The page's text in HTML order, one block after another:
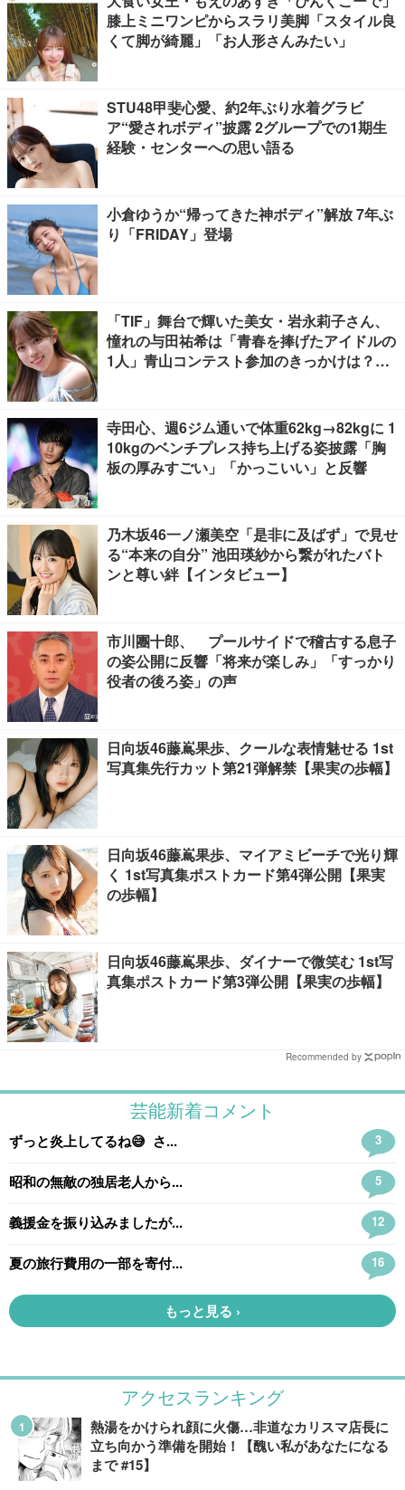
膝上ミニワンピからスラリ美脚「スタイル良
くて脚が綺麗」「お人形さんみたい」
STU48甲斐心愛、約2年ぶり水着グラビ
ア“愛されボディ”披露 2グループでの1期生
経験・センターへの思い語る
小倉ゆうか“帰ってきた神ボディ”解放 7年ぶ
り「FRIDAY」登場
「TIF」舞台で輝いた美女・岩永莉子さん、
憧れの与田祐希は「青春を捧げたアイドルの
1人」青山コンテスト参加のきっかけは？
寺田心、週6ジム通いで体重62kg→82kgに 1
10kgのベンチプレス持ち上げる姿披露「胸
板の厚みすごい」「かっこいい」と反響
乃木坂46一ノ瀬美空「是非に及ばず」で見せ
る“本来の自分” 池田瑛紗から繋がれたバト
ンと尊い絆【インタビュー】
市川團十郎、 プールサイドで稽古する息子
の姿公開に反響「将来が楽しみ」「すっかり
役者の後ろ姿」の声
日向坂46藤嶌果歩、クールな表情魅せる 1st
写真集先行カット第21弾解禁【果実の歩幅】
日向坂46藤嶌果歩、マイアミビーチで光り輝
く 1st写真集ポストカード第4弾公開【果実
の歩幅】
日向坂46藤嶌果歩、ダイナーで微笑む 1st写
真集ポストカード第3弾公開【果実の歩幅】
Recommended by
アクセスランキング
熱湯をかけられ顔に火傷…非道なカリスマ店長に
立ち向かう準備を開始！【醜い私があなたになる
まで #15】